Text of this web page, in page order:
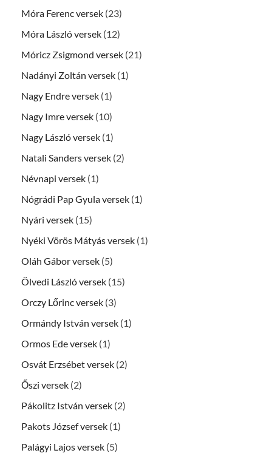
Móra Ferenc versek (23)
Móra László versek (12)
Móricz Zsigmond versek (21)
Nadányi Zoltán versek (1)
Nagy Endre versek (1)
Nagy Imre versek (10)
Nagy László versek (1)
Natali Sanders versek (2)
Névnapi versek (1)
Nógrádi Pap Gyula versek (1)
Nyári versek (15)
Nyéki Vörös Mátyás versek (1)
Oláh Gábor versek (5)
Ölvedi László versek (15)
Orczy Lőrinc versek (3)
Ormándy István versek (1)
Ormos Ede versek (1)
Osvát Erzsébet versek (2)
Őszi versek (2)
Pákolitz István versek (2)
Pakots József versek (1)
Palágyi Lajos versek (5)